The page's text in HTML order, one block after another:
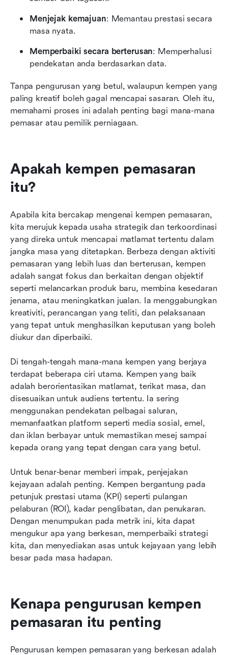
Menjejak kemajuan: Memantau prestasi secara
masa nyata.
Memperbaiki secara berterusan: Memperhalusi
pendekatan anda berdasarkan data.
Tanpa pengurusan yang betul, walaupun kempen yang
paling kreatif boleh gagal mencapai sasaran. Oleh itu,
memahami proses ini adalah penting bagi mana-mana
pemasar atau pemilik perniagaan.
Apakah kempen pemasaran
itu?
Apabila kita bercakap mengenai kempen pemasaran,
kita merujuk kepada usaha strategik dan terkoordinasi
yang direka untuk mencapai matlamat tertentu dalam
jangka masa yang ditetapkan. Berbeza dengan aktiviti
pemasaran yang lebih luas dan berterusan, kempen
adalah sangat fokus dan berkaitan dengan objektif
seperti melancarkan produk baru, membina kesedaran
jenama, atau meningkatkan jualan. Ia menggabungkan
kreativiti, perancangan yang teliti, dan pelaksanaan
yang tepat untuk menghasilkan keputusan yang boleh
diukur dan diperbaiki.
Di tengah-tengah mana-mana kempen yang berjaya
terdapat beberapa ciri utama. Kempen yang baik
adalah berorientasikan matlamat, terikat masa, dan
disesuaikan untuk audiens tertentu. Ia sering
menggunakan pendekatan pelbagai saluran,
memanfaatkan platform seperti media sosial, emel,
dan iklan berbayar untuk memastikan mesej sampai
kepada orang yang tepat dengan cara yang betul.
Untuk benar-benar memberi impak, penjejakan
kejayaan adalah penting. Kempen bergantung pada
petunjuk prestasi utama (KPI) seperti pulangan
pelaburan (ROI), kadar penglibatan, dan penukaran.
Dengan menumpukan pada metrik ini, kita dapat
mengukur apa yang berkesan, memperbaiki strategi
kita, dan menyediakan asas untuk kejayaan yang lebih
besar pada masa hadapan.
Kenapa pengurusan kempen
pemasaran itu penting
Pengurusan kempen pemasaran yang berkesan adalah